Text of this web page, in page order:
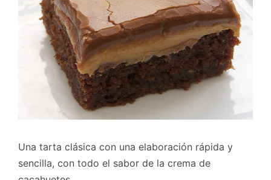
Una tarta clásica con una elaboración rápida y
sencilla, con todo el sabor de la crema de